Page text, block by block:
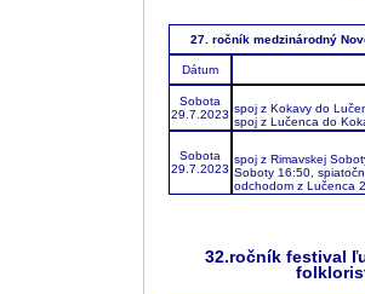
27. ročník medzinárodný
Dátum
Sobota
29.7.2023 spoj z Kokavy do
spoj z Lučenca do
Sobota
29.7.2023
spoj z Rimavskej
Soboty 16:50,
odchodom z Lučenca
32.ročník festival